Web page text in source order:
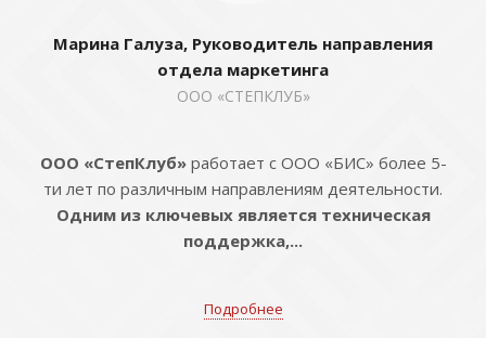
Марина Галуза, Руководитель направления
отдела маркетинга
ООО «СТЕПКЛУБ»
ООО «СтепКлуб»работает с ООО «БИС» более 5-
ти лет по различным направлениям деятельности.
Одним из ключевых является техническая
поддержка,...
Подробнее